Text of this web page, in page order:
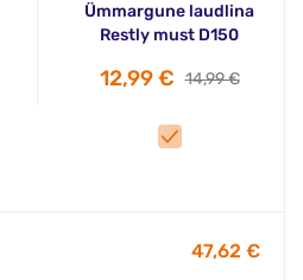
Ümmargune laudlina
Restly must D150
12,99 € 14,99 €
47,62 €